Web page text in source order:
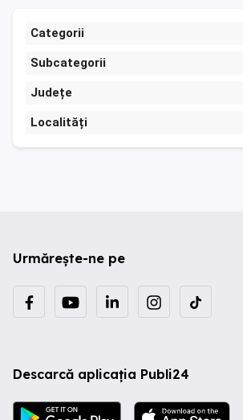
Categorii
Subcategorii
Județe
Localități
Urmărește-ne pe
Descarcă aplicația Publi24